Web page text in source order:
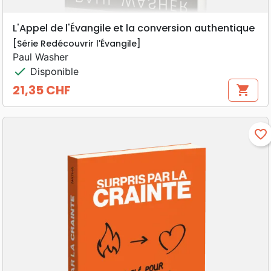
L'Appel de l'Évangile et la conversion authentique
[Série Redécouvrir l'Évangile]
Paul Washer
check Disponible
Prix
21,35 CHF shopping_cart
favorite_border